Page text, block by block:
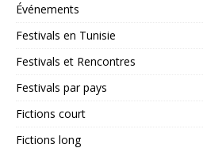
Événements
Festivals en Tunisie
Festivals et Rencontres
Festivals par pays
Fictions court
Fictions long